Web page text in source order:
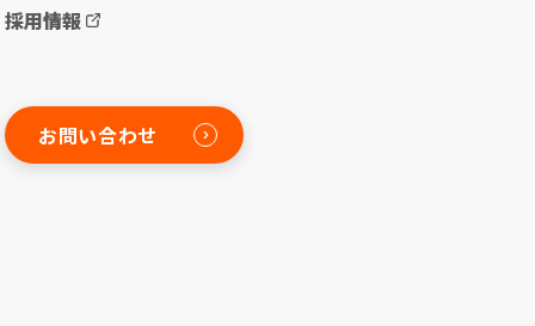
採用情報
お問い合わせ